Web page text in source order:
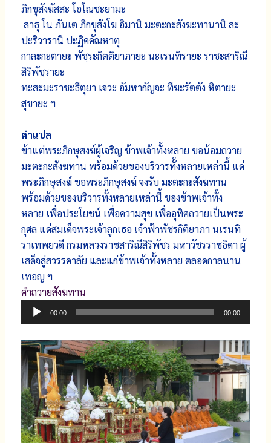
ภิกขุสังฆัสสะ โอโณชะยามะ
สาธุ โน ภันเต ภิกขุสังโฆ อิมานิ มะตะกะสังฆะทานานิ สะ
ปะริวารานิ ปะฏิคคัณหาตุ
กาละกะตายะ พัชฺระกิตติยาภายะ นะเรนทิรายะ ราชะสาริณี
สิริพัชฺรายะ
ทะสะมะราชะธีตุยา เจวะ อัมหากัญจะ ทีฆะรัตตัง หิตายะ
สุขายะ ฯ
คำแปล
ข้าแต่พระภิกษุสงฆ์ผู้เจริญ ข้าพเจ้าทั้งหลาย ขอน้อมถวาย
มะตะกะสังฆทาน พร้อมด้วยของบริวารทั้งหลายเหล่านี้ แด่
พระภิกษุสงฆ์ ขอพระภิกษุสงฆ์ จงรับ มะตะกะสังฆทาน
พร้อมด้วยของบริวารทั้งหลายเหล่านี้ ของข้าพเจ้าทั้ง
หลาย เพื่อประโยชน์ เพื่อความสุข เพื่ออุทิศถวายเป็นพระ
กุศล แด่สมเด็จพระเจ้าลูกเธอ เจ้าฟ้าพัชรกิติยาภา นเรนทิ
ราเทพยวดี กรมหลวงราชสาริณีสิริพัชร มหาวัชรราชธิดา ผู้
เสด็จสู่สวรรคาลัย และแก่ข้าพเจ้าทั้งหลาย ตลอดกาลนาน
เทอญ ฯ
คำถวายสังฆทาน
เล่น
ไฟล์
เสียง
00:00 00:00